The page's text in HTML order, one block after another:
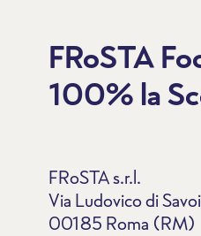
FRoSTA
100% la
FRoSTA s.r.l.
Via Ludovico di
00185 Roma (RM)